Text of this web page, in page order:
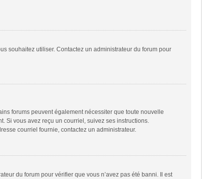
souhaitez utiliser. Contactez un administrateur du forum pour
forums peuvent également nécessiter que toute nouvelle
Si vous avez reçu un courriel, suivez ses instructions.
courriel fournie, contactez un administrateur.
du forum pour vérifier que vous n’avez pas été banni. Il est